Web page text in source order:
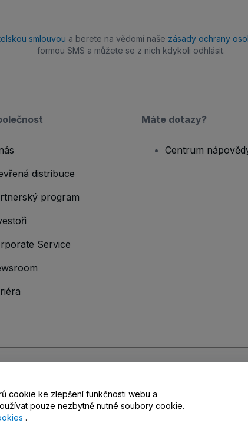
smlouvou a berete na vědomí naše zásady ochrany
formou SMS a můžete se z nich kdykoli odhlásit.
distribuce
program
Service
Máte dotazy?
Centrum
Zásadami
cookie ke zlepšení funkčnosti webu a
pouze nezbytně nutné soubory cookie.
.